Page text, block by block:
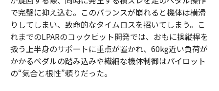
で完璧に抑え込む。このバランスが崩れると機体は横滑
りしてしまい、致命的なタイムロスを招いてしまう。こ
れまでのLPARのコックピット開発では、おもに操縦桿を
扱う上半身のサポートに重点が置かれ、60kg近い負荷が
かかるペダルの踏み込みや繊細な機体制御はパイロット
の“気合と根性”頼りだった。